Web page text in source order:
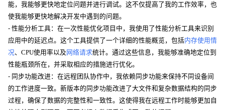
能，我能够更快地定位问题并进行调试。这不仅提高了我的工作效率，也
使我能够更快地解决开发中遇到的问题。
- 性能分析工具：在一次性能优化项目中，我使用了性能分析工具来识别
应用中的延迟点。这个工具提供了一个详细的性能概览，包括内存使用情
况、CPU使用率以及 网络请求统计。通过这些信息，我能够准确地定位到
性能瓶颈所在，并采取相应的措施进行优化。
- 同步功能改进：在远程团队协作中，我依赖同步功能来保持不同设备间
的工作进度一致。新版本的同步功能改进了大文件和复杂数据结构的同步
过程，确保了数据的完整性和一致性。这使得我在远程工作时能够更加自